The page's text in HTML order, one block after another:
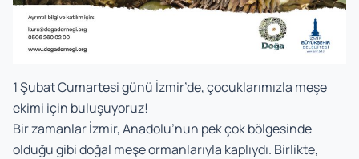
1 Şubat Cumartesi günü İzmir’de, çocuklarımızla meşe
ekimi için buluşuyoruz!
Bir zamanlar İzmir, Anadolu’nun pek çok bölgesinde
olduğu gibi doğal meşe ormanlarıyla kaplıydı. Birlikte,